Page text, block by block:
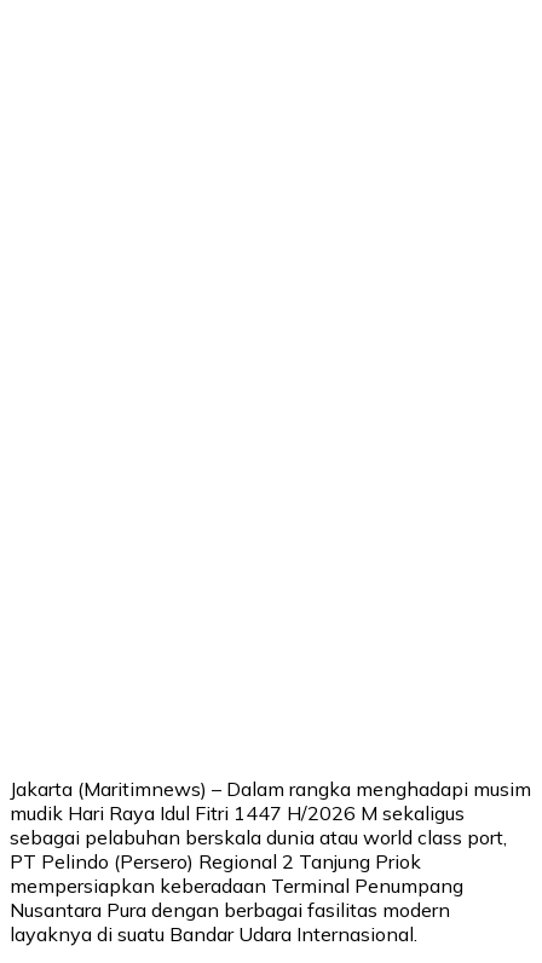
Jakarta (Maritimnews) – Dalam rangka menghadapi musim
mudik Hari Raya Idul Fitri 1447 H/2026 M sekaligus
sebagai pelabuhan berskala dunia atau world class port,
PT Pelindo (Persero) Regional 2 Tanjung Priok
mempersiapkan keberadaan Terminal Penumpang
Nusantara Pura dengan berbagai fasilitas modern
layaknya di suatu Bandar Udara Internasional.